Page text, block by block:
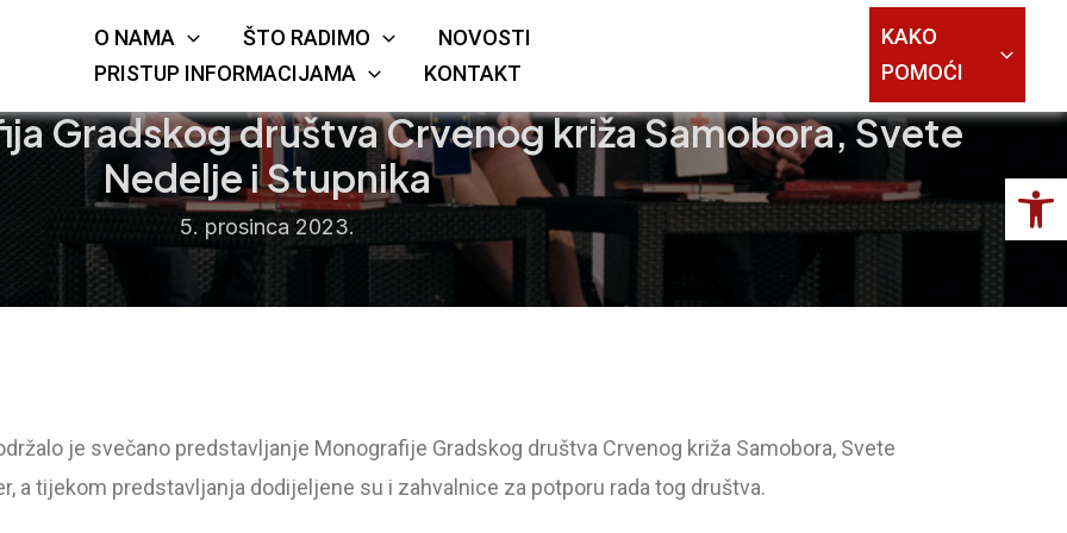
O NAMA ŠTO RADIMO
NOVOSTI
PRISTUP INFORMACIJAMA
KONTAKT
KAKO
POMOĆI
Gradskog društva Crvenog križa Samobora, Svete
Nedelje i Stupnika
5. prosinca 2023.
je svečano predstavljanje Monografije Gradskog društva Crvenog križa Samobora, Svete
a tijekom predstavljanja dodijeljene su i zahvalnice za potporu rada tog društva.